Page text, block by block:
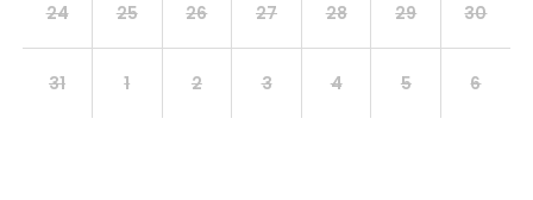
24 25 26 27 28 29 30
31 1 2 3 4 5 6